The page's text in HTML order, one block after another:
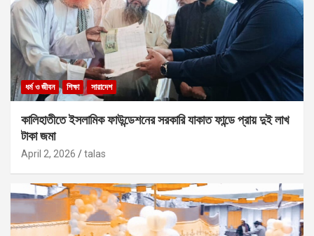
ধর্ম ও জীবন শিক্ষা সারাদেশ
কালিহাতীতে ইসলামিক ফাউন্ডেশনের সরকারি যাকাত ফান্ডে প্রায় দুই লাখ
টাকা জমা
April 2, 2026 talas